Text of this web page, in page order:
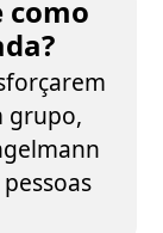
como
grupo,